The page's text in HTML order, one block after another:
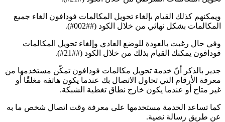
ويمكنهم كذلك القيام بإلغاء تحويل المكالمات فودافون الغاء جميع
المكالمات بشكل نهائي من خلال الكود (##002#).
وفي حال رغبت بالعودة للوضع العادي وإلغاء تحويل المكالمات
فودافون يمكنك القيام بذلك من خلال الكود (##21#).
جدير بالذكر أنّ خدمة تحويل مكالمات فودافون تمكّن مستخدمها من
معرفة الأرقام التي تحاول الاتصال بك عندما يكون هاتفه مغلقًا أو
غير متاح أو عندما يكون خارج نطاق تغطية الشبكة.
كما تساعد الخدمة مستخدمها على معرفة وقت اتصال شخص ما به
عن طريق رسالة نصية.